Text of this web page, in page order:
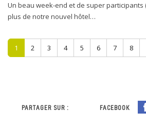
Un beau week-end et de super
plus de notre nouvel hôtel…
1 2 3 4 5 6 7 8
PARTAGER SUR : FACEBOOK